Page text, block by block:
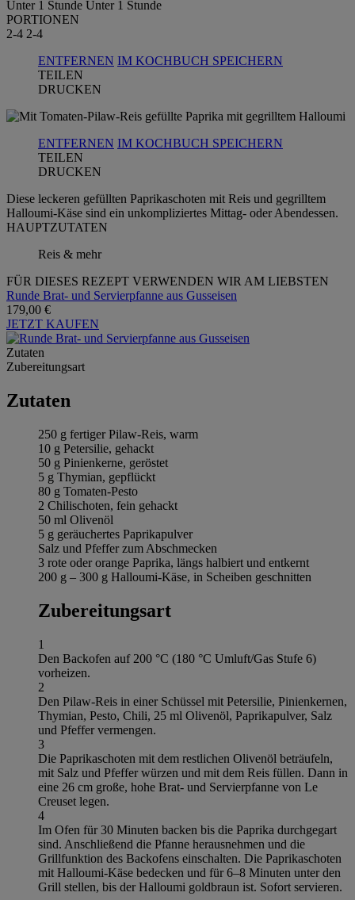
Unter 1 Stunde Unter 1 Stunde
PORTIONEN
2-4 2-4
ENTFERNEN IM KOCHBUCH SPEICHERN
TEILEN
DRUCKEN
ENTFERNEN IM KOCHBUCH SPEICHERN
TEILEN
DRUCKEN
Diese leckeren gefüllten Paprikaschoten mit Reis und gegrilltem
Halloumi-Käse sind ein unkompliziertes Mittag- oder Abendessen.
HAUPTZUTATEN
Reis & mehr
FÜR DIESES REZEPT VERWENDEN WIR AM LIEBSTEN
Runde Brat- und Servierpfanne aus Gusseisen
179,00 €
JETZT KAUFEN
Zutaten
Zubereitungsart
Zutaten
250 g fertiger Pilaw-Reis, warm
10 g Petersilie, gehackt
50 g Pinienkerne, geröstet
5 g Thymian, gepflückt
80 g Tomaten-Pesto
2 Chilischoten, fein gehackt
50 ml Olivenöl
5 g geräuchertes Paprikapulver
Salz und Pfeffer zum Abschmecken
3 rote oder orange Paprika, längs halbiert und entkernt
200 g – 300 g Halloumi-Käse, in Scheiben geschnitten
Zubereitungsart
1
Den Backofen auf 200 °C (180 °C Umluft/Gas Stufe 6)
vorheizen.
2
Den Pilaw-Reis in einer Schüssel mit Petersilie, Pinienkernen,
Thymian, Pesto, Chili, 25 ml Olivenöl, Paprikapulver, Salz
und Pfeffer vermengen.
3
Die Paprikaschoten mit dem restlichen Olivenöl beträufeln,
mit Salz und Pfeffer würzen und mit dem Reis füllen. Dann in
eine 26 cm große, hohe Brat- und Servierpfanne von Le
Creuset legen.
4
Im Ofen für 30 Minuten backen bis die Paprika durchgegart
sind. Anschließend die Pfanne herausnehmen und die
Grillfunktion des Backofens einschalten. Die Paprikaschoten
mit Halloumi-Käse bedecken und für 6–8 Minuten unter den
Grill stellen, bis der Halloumi goldbraun ist. Sofort servieren.